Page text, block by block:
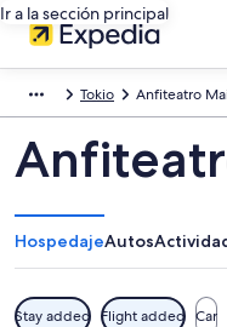
Ir a la sección principal
Tokio Anfiteatro
HospedajeAutos
Stay added Flight added Car